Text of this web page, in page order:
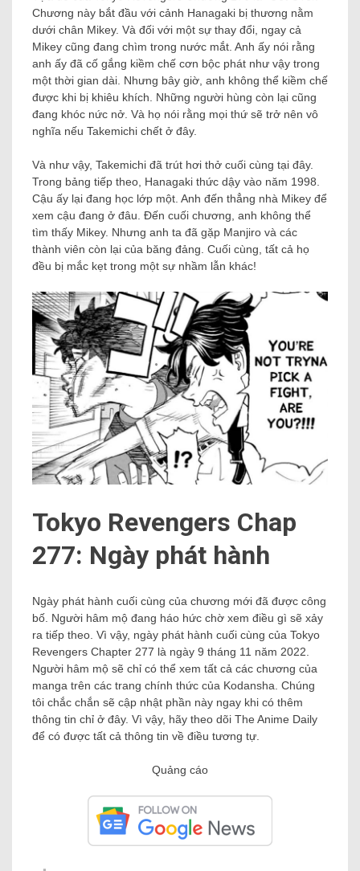
Chương này bắt đầu với cảnh Hanagaki bị thương nằm
dưới chân Mikey. Và đối với một sự thay đổi, ngay cả
Mikey cũng đang chìm trong nước mắt. Anh ấy nói rằng
anh ấy đã cố gắng kiềm chế cơn bộc phát như vậy trong
một thời gian dài. Nhưng bây giờ, anh không thể kiềm chế
được khi bị khiêu khích. Những người hùng còn lại cũng
đang khóc nức nở. Và họ nói rằng mọi thứ sẽ trở nên vô
nghĩa nếu Takemichi chết ở đây.
Và như vậy, Takemichi đã trút hơi thở cuối cùng tại đây.
Trong bảng tiếp theo, Hanagaki thức dậy vào năm 1998.
Cậu ấy lại đang học lớp một. Anh đến thẳng nhà Mikey để
xem cậu đang ở đâu. Đến cuối chương, anh không thể
tìm thấy Mikey. Nhưng anh ta đã gặp Manjiro và các
thành viên còn lại của băng đảng. Cuối cùng, tất cả họ
đều bị mắc kẹt trong một sự nhầm lẫn khác!
Tokyo Revengers Chap
277: Ngày phát hành
Ngày phát hành cuối cùng của chương mới đã được công
bố. Người hâm mộ đang háo hức chờ xem điều gì sẽ xảy
ra tiếp theo. Vì vậy, ngày phát hành cuối cùng của Tokyo
Revengers Chapter 277 là ngày 9 tháng 11 năm 2022.
Người hâm mộ sẽ chỉ có thể xem tất cả các chương của
manga trên các trang chính thức của Kodansha. Chúng
tôi chắc chắn sẽ cập nhật phần này ngay khi có thêm
thông tin chỉ ở đây. Vì vậy, hãy theo dõi The Anime Daily
để có được tất cả thông tin về điều tương tự.
Quảng cáo